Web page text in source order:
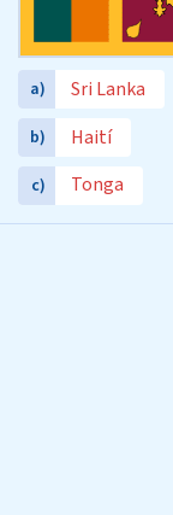
a) Sri Lanka
b) Haití
c) Tonga